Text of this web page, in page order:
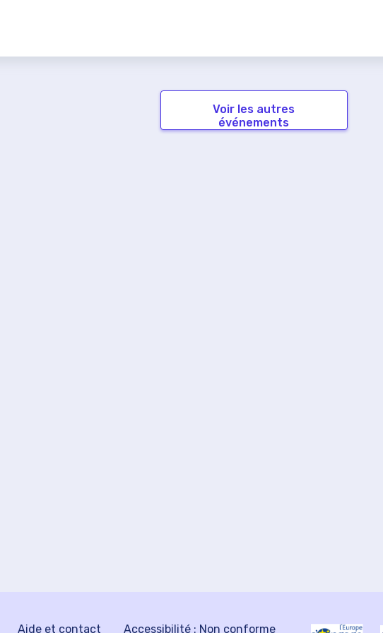
Voir les autres
événements
Aide et contact Accessibilité : Non conforme